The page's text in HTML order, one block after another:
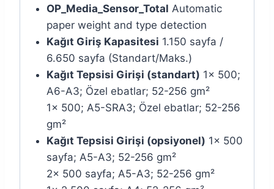
OP_Media_Sensor_Total Automatic
paper weight and type detection
Kağıt Giriş Kapasitesi 1.150 sayfa /
6.650 sayfa (Standart/Maks.)
Kağıt Tepsisi Girişi (standart) 1x 500;
A6-A3; Özel ebatlar; 52-256 gm²
1x 500; A5-SRA3; Özel ebatlar; 52-256
gm²
Kağıt Tepsisi Girişi (opsiyonel) 1x 500
sayfa; A5-A3; 52-256 gm²
2x 500 sayfa; A5-A3; 52-256 gm²